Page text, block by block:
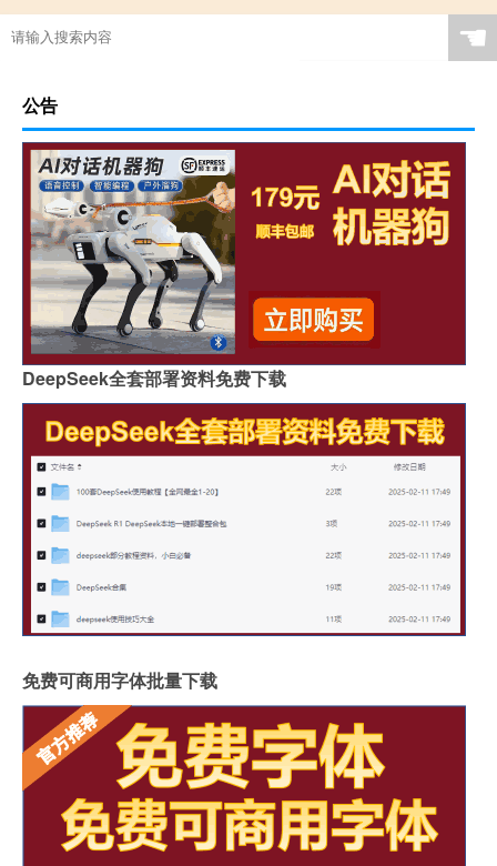
☚
公告
DeepSeek全套部署资料免费下载
免费可商用字体批量下载